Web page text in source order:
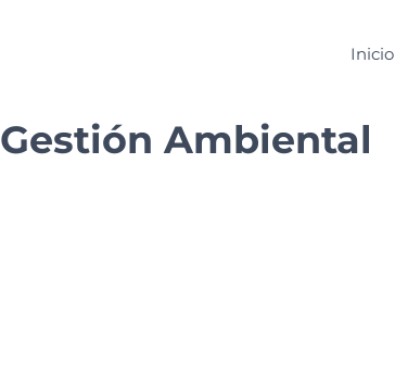
Inicio
Gestión Ambiental